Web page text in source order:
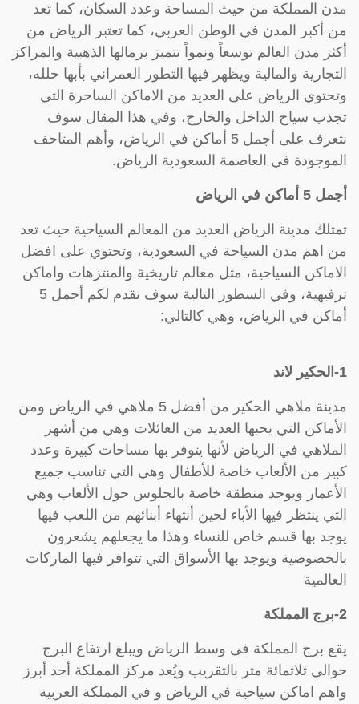
مدن المملكة من حيث المساحة وعدد السكان، كما تعد
من أكبر المدن في الوطن العربي، كما تعتبر الرياض من
أكثر مدن العالم توسعاً ونمواً تتميز برمالها الذهبية والمراكز
التجارية والمالية ويظهر فيها التطور العمراني بأبها حلله،
وتحتوي الرياض على العديد من الاماكن الساحرة التي
تجذب سياح الداخل والخارج، وفي هذا المقال سوف
نتعرف على أجمل 5 أماكن في الرياض، وأهم المتاحف
الموجودة في العاصمة السعودية الرياض.
أجمل 5 أماكن في الرياض
تمتلك مدينة الرياض العديد من المعالم السياحية حيث تعد
من اهم مدن السياحة في السعودية، وتحتوي على افضل
الاماكن السياحية، مثل معالم تاريخية والمنتزهات واماكن
ترفيهية، وفي السطور التالية سوف نقدم لكم أجمل 5
أماكن في الرياض، وهي كالتالي:
1-الحكير لاند
مدينة ملاهي الحكير من أفضل 5 ملاهي في الرياض ومن
الأماكن التي يحبها العديد من العائلات وهي من أشهر
الملاهي في الرياض لأنها يتوفر بها مساحات كبيرة وعدد
كبير من الألعاب خاصة للأطفال وهي التي تناسب جميع
الأعمار ويوجد منطقة خاصة بالجلوس حول الألعاب وهي
التي ينتظر فيها الأباء لحين أنتهاء أبنائهم من اللعب فيها
يوجد بها قسم خاص للنساء وهذا ما يجعلهم يشعرون
بالخصوصية ويوجد بها الأسواق التي تتوافر فيها الماركات
العالمية
2-برج المملكة
يقع برج المملكة فى وسط الرياض ويبلغ ارتفاع البرج
حوالي ثلاثمائة متر بالتقريب ويُعد مركز المملكة أحد أبرز
واهم اماكن سياحية في الرياض و في المملكة العربية